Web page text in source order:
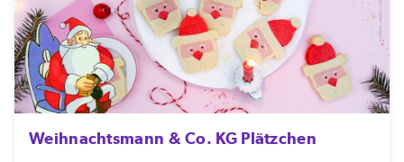
Weihnachtsmann & Co. KG Plätzchen